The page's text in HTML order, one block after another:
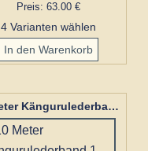
Preis: 63.00 €
4 Varianten wählen
10 Meter Kängurulederband 1 mm